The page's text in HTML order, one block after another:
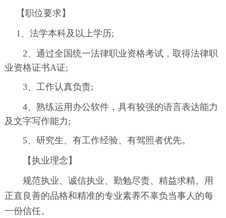
【职位要求】
1、法学本科及以上学历;
2、 通过全国统一法律职业资格考试，取得法律职
业资格证书A证;
3、工作认真负责;
4、 熟练运用办公软件，具有较强的语言表达能力
及文字写作能力;
5、 研究生、有工作经验、有驾照者优先。
【执业理念】
规范执业、诚信执业、勤勉尽责、精益求精。用
正直良善的品格和精准的专业素养不辜负当事人的每
一份信任。